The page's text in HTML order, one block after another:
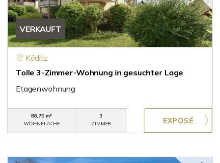
VERKAUFT
Köditz
Tolle 3-Zimmer-Wohnung in gesuchter Lage
Etagenwohnung
88,75 m²
WOHNFLÄCHE
3
ZIMMER